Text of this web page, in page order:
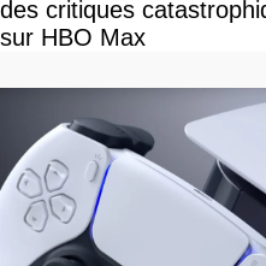
des critiques
sur HBO Max